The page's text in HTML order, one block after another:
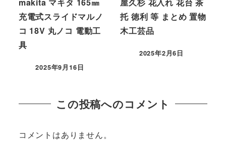
充電式スライドマルノ
コ 18V 丸ノコ 電動工
具
2025年9月16日
托 徳利 等 まとめ 置物
木工芸品
2025年2月6日
この投稿へのコメント
コメントはありません。